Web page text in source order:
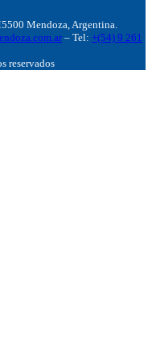
Mendoza, Argentina.
– Tel: +(54) 9 261
reservados